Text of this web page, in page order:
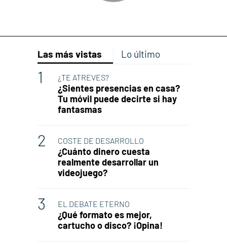
Las más vistas Lo último
¿TE ATREVES?
¿Sientes presencias en casa?
Tu móvil puede decirte si hay
fantasmas
COSTE DE DESARROLLO
¿Cuánto dinero cuesta
realmente desarrollar un
videojuego?
EL DEBATE ETERNO
¿Qué formato es mejor,
cartucho o disco? ¡Opina!